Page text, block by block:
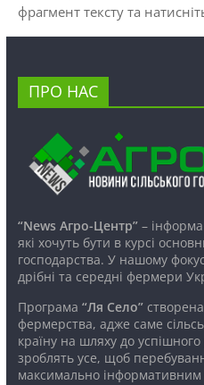
фрагмент тексту та
ПРО НАС
“News Агро-Центр”–
які хочуть бути в курсі
господарства. У нашому
дрібні та середні фермери
Програма “Ля Село”створена
фермерства, адже саме
країну на шляху до
зроблять усе, щоб
максимально інформативним